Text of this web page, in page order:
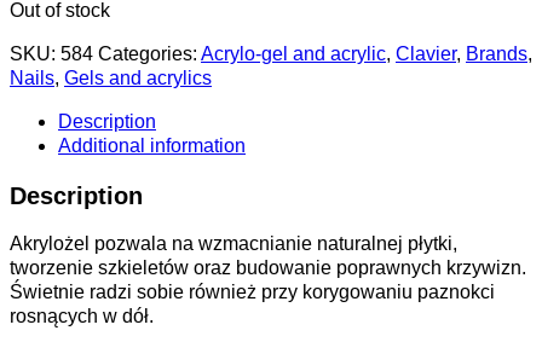
Out of stock
SKU: 584 Categories: Acrylo-gel and acrylic, Clavier, Brands,
Nails, Gels and acrylics
Description
Additional information
Description
Akrylożel pozwala na wzmacnianie naturalnej płytki,
tworzenie szkieletów oraz budowanie poprawnych krzywizn.
Świetnie radzi sobie również przy korygowaniu paznokci
rosnących w dół.